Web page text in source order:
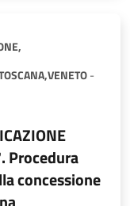
VENETO-
Procedura
concessione